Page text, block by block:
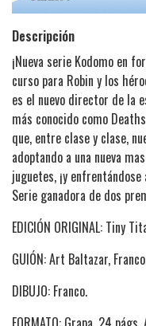
Descripción
¡Nueva serie Kodomo en
curso para Robin y los
es el nuevo director de la
más conocido como
que, entre clase y clase,
adoptando a una nueva
juguetes, ¡y
Serie ganadora de dos
EDICIÓN ORIGINAL: Tiny
GUIÓN: Art Baltazar,
DIBUJO: Franco.